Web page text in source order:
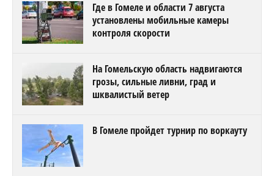
Где в Гомеле и области 7 августа
установлены мобильные камеры
контроля скорости
На Гомельскую область надвигаются
грозы, сильные ливни, град и
шквалистый ветер
В Гомеле пройдет турнир по воркауту